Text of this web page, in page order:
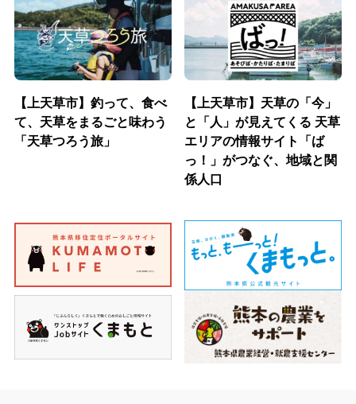
【上天草市】釣って、食べ
て、天草をまるごと味わう
「天草つろう旅」
【上天草市】天草の「今」
と「人」が見えてくる 天草
エリアの情報サイト「ば
っ！」がつなぐ、地域と関
係人口